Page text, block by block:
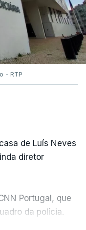
- RTP
de Luís Neves
diretor
Portugal, que
da polícia.